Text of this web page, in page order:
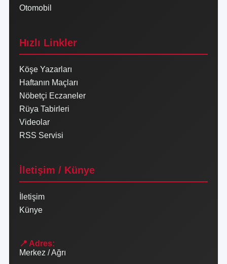
Otomobil
Hızlı Linkler
Köşe Yazarları
Haftanın Maçları
Nöbetçi Eczaneler
Rüya Tabirleri
Videolar
RSS Servisi
İletişim / Künye
İletişim
Künye
📍 Adres:
Merkez / Ağrı